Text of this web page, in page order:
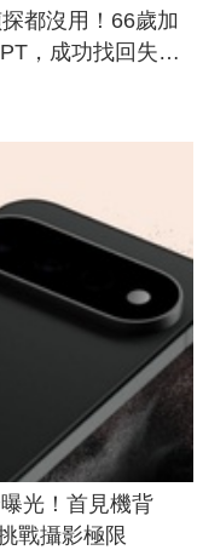
都沒用！66歲加
，成功找回失散
光！首見機背
戰攝影極限